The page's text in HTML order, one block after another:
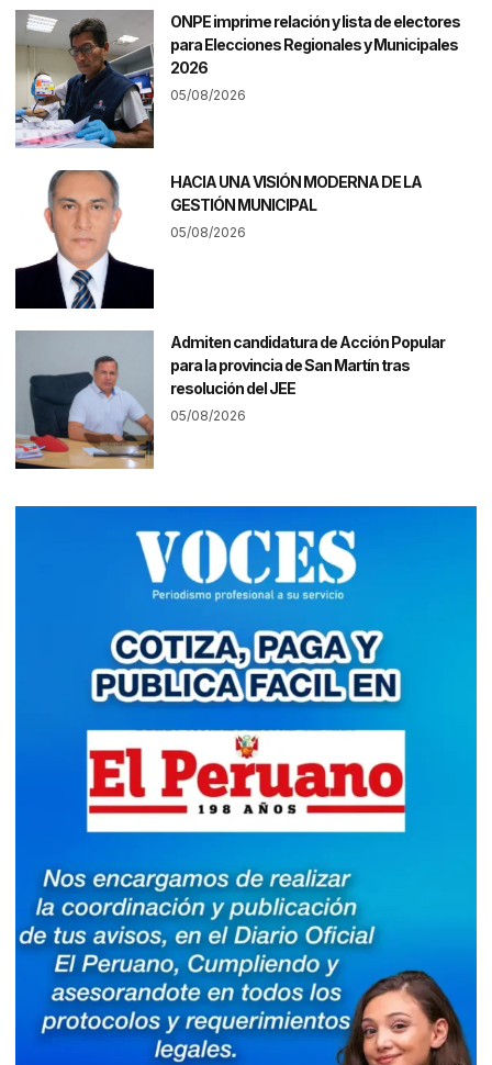
ONPE imprime relación y lista de electores
para Elecciones Regionales y Municipales
2026
05/08/2026
HACIA UNA VISIÓN MODERNA DE LA
GESTIÓN MUNICIPAL
05/08/2026
Admiten candidatura de Acción Popular
para la provincia de San Martín tras
resolución del JEE
05/08/2026